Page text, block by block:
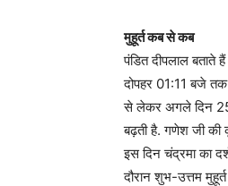
मुहूर्त कब से कब
पंडित दीपलाल बताते
दोपहर 01:11 बजे
से लेकर अगले दिन 25
बढ़ती है. गणेश जी की
इस दिन चंद्रमा का
दौरान शुभ-उत्तम